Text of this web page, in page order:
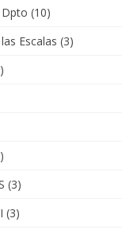
(10)
Escalas (3)
(3)
(3)